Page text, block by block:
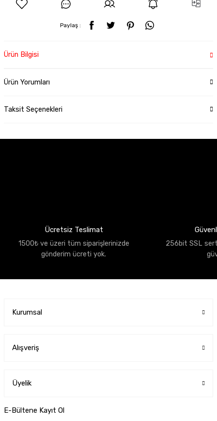
Paylaş :
Ürün Bilgisi
Ürün Yorumları
Taksit Seçenekleri
Ücretsiz Teslimat
1500₺ ve üzeri tüm siparişlerinizde
gönderim ücreti yok.
256bit SSL
Kurumsal
Alışveriş
Üyelik
E-Bültene Kayıt Ol